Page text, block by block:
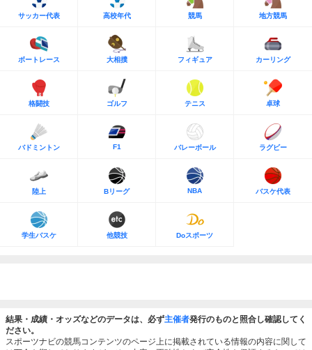
サッカー代表 高校年代 競馬 地方競馬
ボートレース 大相撲 フィギュア カーリング
格闘技 ゴルフ テニス 卓球
バドミントン F1 バレーボール ラグビー
陸上 Bリーグ NBA バスケ代表
学生バスケ 他競技 Doスポーツ
結果・成績・オッズなどのデータは、必ず主催者発行のものと照合し確認してく
ださい。
スポーツナビの競馬コンテンツのページ上に掲載されている情報の内容に関して